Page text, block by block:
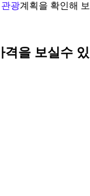
광계획을 확인해
을 보실수
유
유